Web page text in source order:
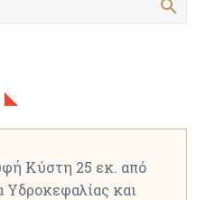
Κύστη 25 εκ. από
Υδροκεφαλίας και